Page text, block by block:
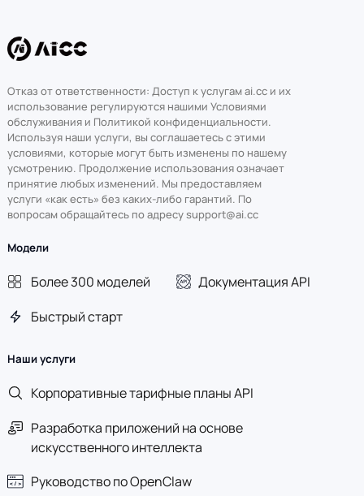
Отказ от ответственности: Доступ к услугам ai.cc и их
использование регулируются нашими Условиями
обслуживания и Политикой конфиденциальности.
Используя наши услуги, вы соглашаетесь с этими
условиями, которые могут быть изменены по нашему
усмотрению. Продолжение использования означает
принятие любых изменений. Мы предоставляем
услуги «как есть» без каких-либо гарантий. По
вопросам обращайтесь по адресу support@ai.cc
Модели
Более 300 моделей
Документация API
Быстрый старт
Наши услуги
Корпоративные тарифные планы API
Разработка приложений на основе
искусственного интеллекта
Руководство по OpenClaw